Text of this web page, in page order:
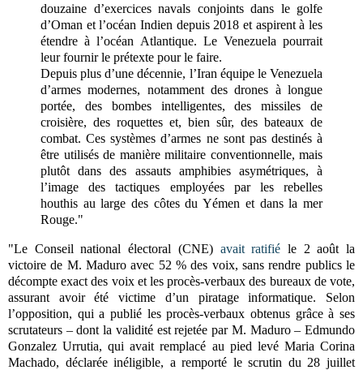
douzaine d’exercices navals conjoints dans le golfe
d’Oman et l’océan Indien depuis 2018 et aspirent à les
étendre à l’océan Atlantique. Le Venezuela pourrait
leur fournir le prétexte pour le faire.
Depuis plus d’une décennie, l’Iran équipe le Venezuela
d’armes modernes, notamment des drones à longue
portée, des bombes intelligentes, des missiles de
croisière, des roquettes et, bien sûr, des bateaux de
combat. Ces systèmes d’armes ne sont pas destinés à
être utilisés de manière militaire conventionnelle, mais
plutôt dans des assauts amphibies asymétriques, à
l’image des tactiques employées par les rebelles
houthis au large des côtes du Yémen et dans la mer
Rouge."
"Le Conseil national électoral (CNE) avait ratifié le 2 août la
victoire de M. Maduro avec 52 % des voix, sans rendre publics le
décompte exact des voix et les procès-verbaux des bureaux de vote,
assurant avoir été victime d’un piratage informatique. Selon
l’opposition, qui a publié les procès-verbaux obtenus grâce à ses
scrutateurs – dont la validité est rejetée par M. Maduro – Edmundo
Gonzalez Urrutia, qui avait remplacé au pied levé Maria Corina
Machado, déclarée inéligible, a remporté le scrutin du 28 juillet